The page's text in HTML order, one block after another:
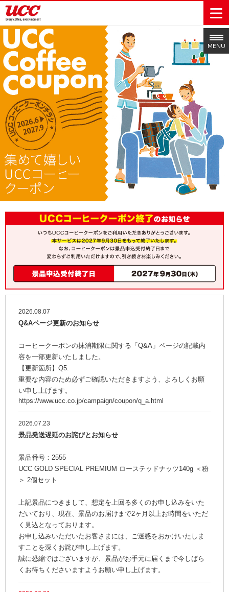
商品情報一覧
レギュラーコ
ーヒー
インスタント
コーヒー
ドリップポッ
ド
コーヒーギフ
ト
器具・その他
知る・楽しむ一覧
おいしいコー
ヒーの淹れ方
レシピ UCCラボ
UCCのコーヒ
ーマガジン
おでかけ・イベント情報一覧
UCCコーヒー
博物館
UCCコーヒー
工場見学
東京ディズニ
ーリゾート®︎
カフェのお仕
事体験
サステナビリティ
Sustainability
Vision
サステナビ
リティビジ
ョン
人々を豊かに
する手助けを
サステナブ
ルなコーヒ
サステナビ
リティ教育
コーヒー×
健康
自然を豊かに
する手助けを
カーボンニ
ュートラル
ネイチャー
ポジティブ
環境と社会
ーエコノミ
ー
直営農園
ハワイ
ジャマイカ
Sustainability
Challenge
サステナビ
リティチャ
レンジ
Report
サステナビ
リティレポ
ート
企業情報
会社案内
トップメッ
セージ
パーパス
＆ バリュ
ー
コーポレー
トメッセー
ジ
企業概要
沿革
ニュースリ
リース
事業内容
コーヒー関
連事業
業務用サー
ビス事業
外食事業
コーヒーマ
事業
海外事業
グループサ
ポート
UCCの活動
サステナビ
リティ
採用活動
研究活動
UCC神戸コ
ーヒービレ
ッジ
ジン
MENU
2026.08.07
Q&Aページ更新のお知らせ
コーヒークーポンの抹消期限に関する「Q&A」ページの記載内
容を一部更新いたしました。
【更新箇所】Q5.
重要な内容のため必ずご確認いただきますよう、よろしくお願
い申し上げます。
https://www.ucc.co.jp/campaign/coupon/q_a.html
2026.07.23
景品発送遅延のお詫びとお知らせ
景品番号：2555
UCC GOLD SPECIAL PREMIUM ローステッドナッツ140g ＜粉
＞ 2個セット
上記景品につきまして、想定を上回る多くのお申し込みをいた
だいており、現在、景品のお届けまで2ヶ月以上お時間をいただ
く見込となっております。
お申し込みいただいたお客さまには、ご迷惑をおかけいたしま
すことを深くお詫び申し上げます。
誠に恐縮ではございますが、景品がお手元に届くまで今しばら
くお待ちくださいますようお願い申し上げます。